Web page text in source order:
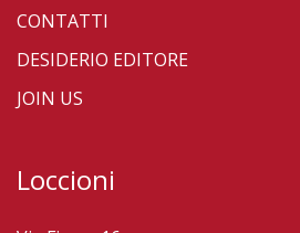
CONTATTI
DESIDERIO EDITORE
JOIN US
Loccioni